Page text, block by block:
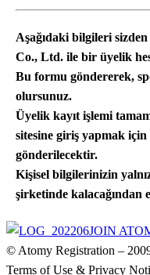
Aşağıdaki bilgileri
Co., Ltd. ile bir üyelik
Bu formu göndererek,
olursunuz.
Üyelik kayıt işlemi
sitesine giriş yapmak için
gönderilecektir.
Kişisel bilgilerinizin
şirketinde kalacağından
JOIN
© Atomy Registration –
Terms of Use & Privacy